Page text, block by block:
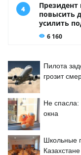
Пилота
грозит
Не спасла:
окна
Школьные